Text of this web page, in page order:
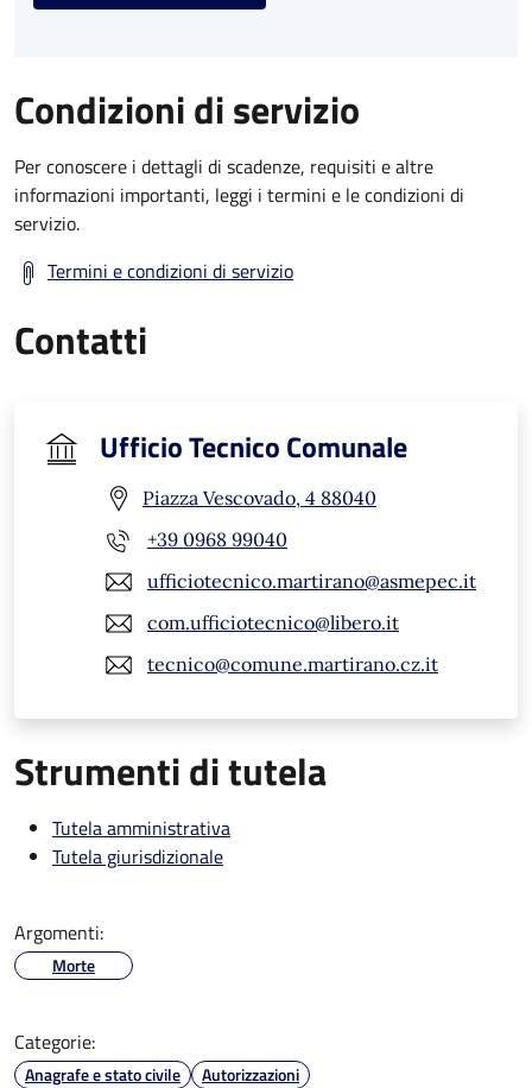
Condizioni di servizio
Per conoscere i dettagli di scadenze, requisiti e altre
informazioni importanti, leggi i termini e le condizioni di
servizio.
Termini e condizioni di servizio
Contatti
Ufficio Tecnico Comunale
Piazza Vescovado, 4 88040
+39 0968 99040
ufficiotecnico.martirano@asmepec.it
com.ufficiotecnico@libero.it
tecnico@comune.martirano.cz.it
Strumenti di tutela
Tutela amministrativa
Tutela giurisdizionale
Argomenti:
Morte
Categorie:
Anagrafe e stato civile Autorizzazioni